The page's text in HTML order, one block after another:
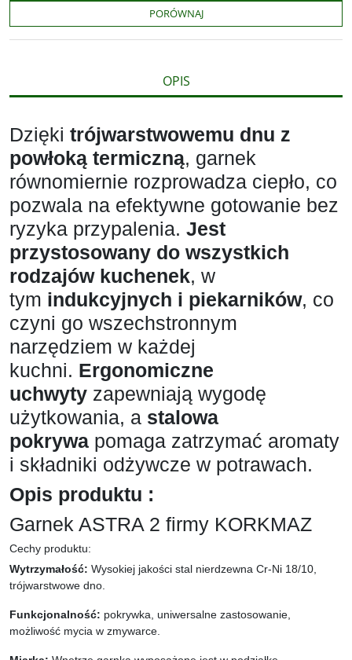
k
n
k
l
s
i
PORÓWNAJ
OPIS
Dzięki trójwarstwowemu dnu z
powłoką termiczną, garnek
równomiernie rozprowadza ciepło, co
pozwala na efektywne gotowanie bez
ryzyka przypalenia. Jest
przystosowany do wszystkich
rodzajów kuchenek, w
tym indukcyjnych i piekarników, co
czyni go wszechstronnym
narzędziem w każdej
kuchni. Ergonomiczne
uchwyty zapewniają wygodę
użytkowania, a stalowa
pokrywa pomaga zatrzymać aromaty
i składniki odżywcze w potrawach.
Opis produktu :
Garnek ASTRA 2 firmy KORKMAZ
Cechy produktu:
Wytrzymałość: Wysokiej jakości stal nierdzewna Cr-Ni 18/10,
trójwarstwowe dno.
Funkcjonalność: pokrywka, uniwersalne zastosowanie,
możliwość mycia w zmywarce.